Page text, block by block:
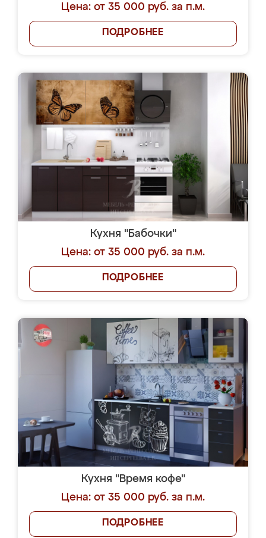
Цена: от 35 000 руб. за п.м.
ПОДРОБНЕЕ
Кухня "Бабочки"
Цена: от 35 000 руб. за п.м.
ПОДРОБНЕЕ
Кухня "Время кофе"
Цена: от 35 000 руб. за п.м.
ПОДРОБНЕЕ